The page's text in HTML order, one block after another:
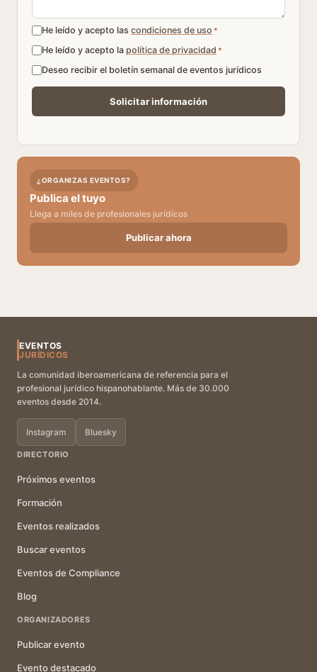
He leído y acepto las condiciones de uso *
He leído y acepto la política de privacidad *
Deseo recibir el boletín semanal de eventos jurídicos
¿ORGANIZAS EVENTOS?
Publica el tuyo
Llega a miles de profesionales jurídicos
Publicar ahora
EVENTOS
JURÍDICOS
La comunidad iberoamericana de referencia para el
profesional jurídico hispanohablante. Más de 30.000
eventos desde 2014.
Instagram Bluesky
DIRECTORIO
Próximos eventos
Formación
Eventos realizados
Buscar eventos
Eventos de Compliance
Blog
ORGANIZADORES
Publicar evento
Evento destacado